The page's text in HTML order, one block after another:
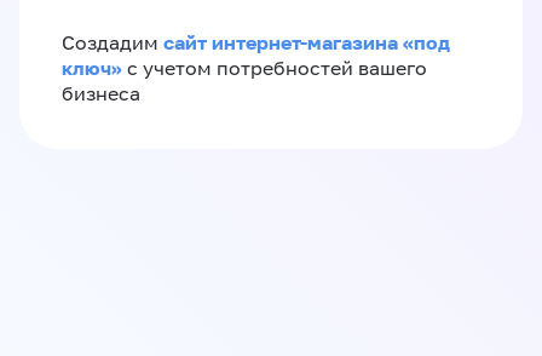
Создадим сайт интернет-магазина «под
ключ» с учетом потребностей вашего
бизнеса